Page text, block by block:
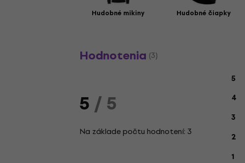
Hudobné mikiny Hudobné čiapky
Hodnotenia (3)
5/ 5
Na základe počtu hodnotení: 3
5
4
3
2
1